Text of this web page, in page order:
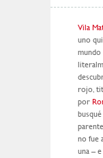
Vila
uno
mundo
rojo,
por
no fue
una –